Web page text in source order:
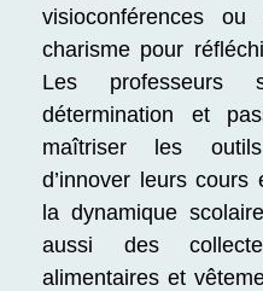
visioconférences
charisme pour
Les
détermination et
maîtriser les
d’innover leurs
la dynamique
aussi des
alimentaires et